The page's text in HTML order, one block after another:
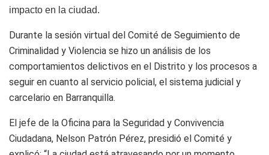
impacto en la ciudad.
Durante la sesión virtual del Comité de Seguimiento de
Criminalidad y Violencia se hizo un análisis de los
comportamientos delictivos en el Distrito y los procesos a
seguir en cuanto al servicio policial, el sistema judicial y
carcelario en Barranquilla.
El jefe de la Oficina para la Seguridad y Convivencia
Ciudadana, Nelson Patrón Pérez, presidió el Comité y